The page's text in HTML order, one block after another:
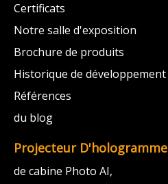
Certificats
Notre salle d'exposition
Brochure de produits
Historique de développement
Références
du blog
Projecteur D'hologramme
de cabine Photo AI,